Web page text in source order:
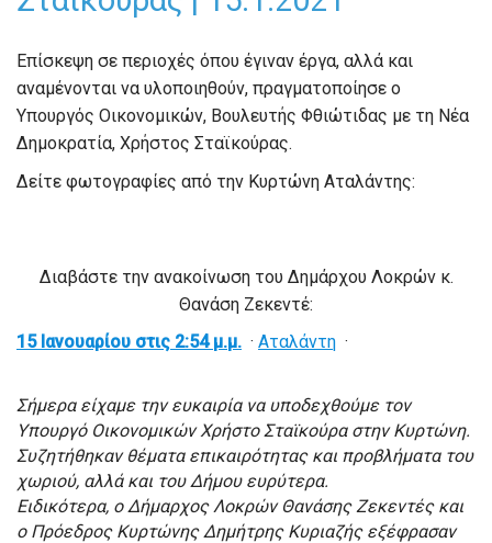
Επίσκεψη σε περιοχές όπου έγιναν έργα, αλλά και
αναμένονται να υλοποιηθούν, πραγματοποίησε ο
Υπουργός Οικονομικών, Βουλευτής Φθιώτιδας με τη Νέα
Δημοκρατία, Χρήστος Σταϊκούρας.
Δείτε φωτογραφίες από την Κυρτώνη Αταλάντης:
Διαβάστε την ανακοίνωση του Δημάρχου Λοκρών κ.
Θανάση Ζεκεντέ:
15 Ιανουαρίου στις 2:54 μ.μ. · Αταλάντη ·
Σήμερα είχαμε την ευκαιρία να υποδεχθούμε τον
Υπουργό Οικονομικών Χρήστο Σταϊκούρα στην Κυρτώνη.
Συζητήθηκαν θέματα επικαιρότητας και προβλήματα του
χωριού, αλλά και του Δήμου ευρύτερα.
Ειδικότερα, ο Δήμαρχος Λοκρών Θανάσης Ζεκεντές και
ο Πρόεδρος Κυρτώνης Δημήτρης Κυριαζής εξέφρασαν